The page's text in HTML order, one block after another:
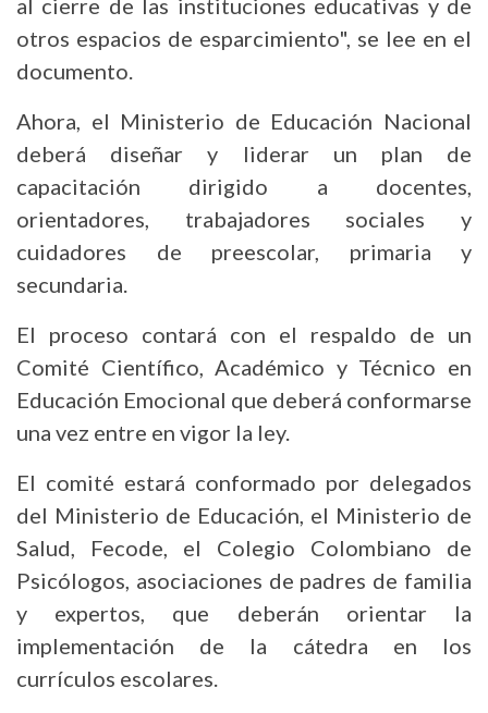
al cierre de las instituciones educativas y de
otros espacios de esparcimiento", se lee en el
documento.
Ahora, el Ministerio de Educación Nacional
deberá diseñar y liderar un plan de
capacitación dirigido a docentes,
orientadores, trabajadores sociales y
cuidadores de preescolar, primaria y
secundaria.
El proceso contará con el respaldo de un
Comité Científico, Académico y Técnico en
Educación Emocional que deberá conformarse
una vez entre en vigor la ley.
El comité estará conformado por delegados
del Ministerio de Educación, el Ministerio de
Salud, Fecode, el Colegio Colombiano de
Psicólogos, asociaciones de padres de familia
y expertos, que deberán orientar la
implementación de la cátedra en los
currículos escolares.